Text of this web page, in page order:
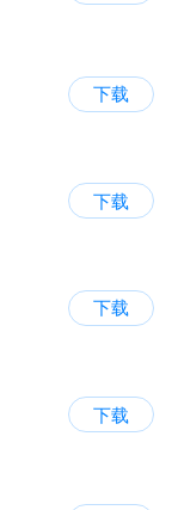
下载
下载
下载
下载